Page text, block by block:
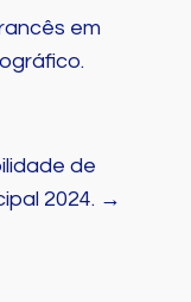
em
de
2024. →